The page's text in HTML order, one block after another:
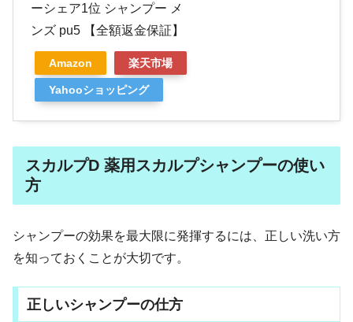
ーシェア1位 シャンプー メ
ンズ pu5 【全額返金保証】
Amazon 楽天市場
Yahooショッピング
スカルプD 薬用スカルプシャンプーの使い
方
シャンプーの効果を最大限に発揮するには、正しい洗い方
を知っておくことが大切です。
正しいシャンプーの仕方